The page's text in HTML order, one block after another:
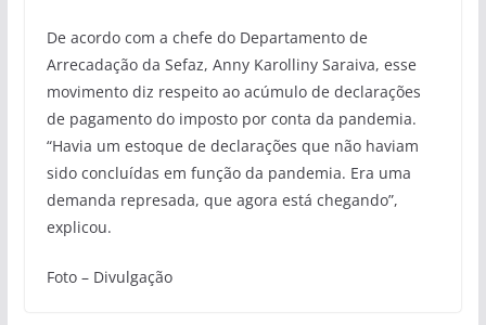
De acordo com a chefe do Departamento de
Arrecadação da Sefaz, Anny Karolliny Saraiva, esse
movimento diz respeito ao acúmulo de declarações
de pagamento do imposto por conta da pandemia.
“Havia um estoque de declarações que não haviam
sido concluídas em função da pandemia. Era uma
demanda represada, que agora está chegando”,
explicou.
Foto – Divulgação